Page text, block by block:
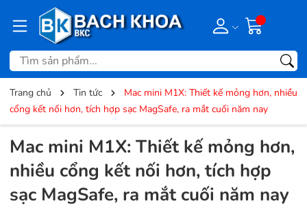
Trang chủ Tin tức
Mac mini M1X: Thiết kế mỏng hơn, nhiều
cổng kết nối hơn, tích hợp sạc MagSafe, ra mắt cuối năm nay
Mac mini M1X: Thiết kế mỏng hơn,
nhiều cổng kết nối hơn, tích hợp
sạc MagSafe, ra mắt cuối năm nay